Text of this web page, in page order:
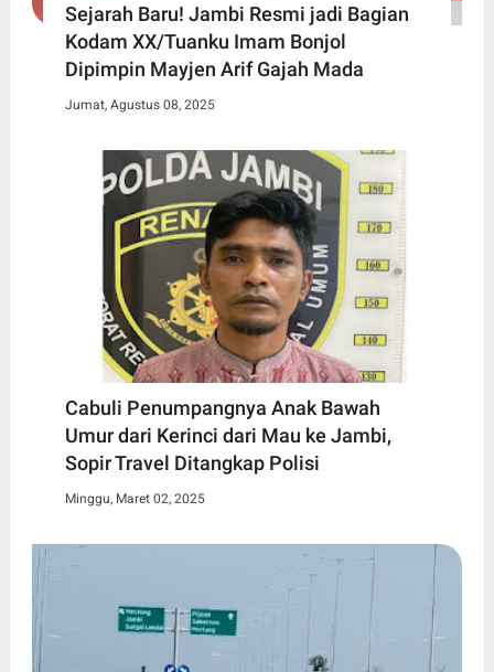
Sejarah Baru! Jambi Resmi jadi Bagian
Kodam XX/Tuanku Imam Bonjol
Dipimpin Mayjen Arif Gajah Mada
Jumat, Agustus 08, 2025
Cabuli Penumpangnya Anak Bawah
Umur dari Kerinci dari Mau ke Jambi,
Sopir Travel Ditangkap Polisi
Minggu, Maret 02, 2025